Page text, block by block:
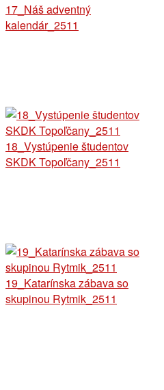
17_Náš adventný
kalendár_2511
18_Vystúpenie študentov
SKDK Topoľčany_2511
19_Katarínska zábava so
skupinou Rytmik_2511